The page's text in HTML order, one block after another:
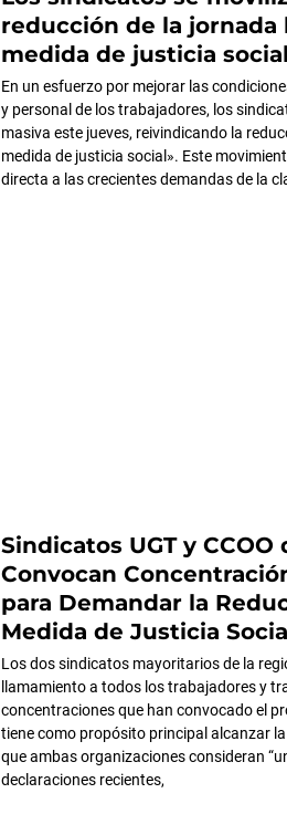
reducción de la jornada
medida de justicia
En un esfuerzo por mejorar las
y personal de los trabajadores, los
masiva este jueves, reivindicando la
medida de justicia social». Este
directa a las crecientes demandas de la
Sindicatos UGT y
Convocan
para Demandar la
Medida de Justicia
Los dos sindicatos mayoritarios de la
llamamiento a todos los trabajadores y
concentraciones que han convocado el
tiene como propósito principal alcanzar
que ambas organizaciones consideran
declaraciones recientes,